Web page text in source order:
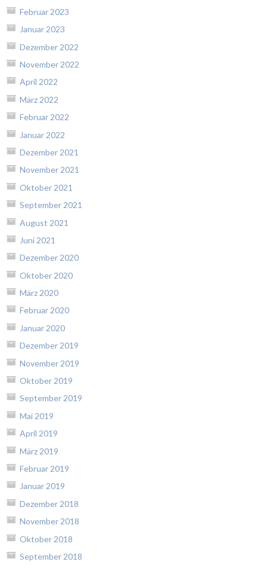
Februar 2023
Januar 2023
Dezember 2022
November 2022
April 2022
März 2022
Februar 2022
Januar 2022
Dezember 2021
November 2021
Oktober 2021
September 2021
August 2021
Juni 2021
Dezember 2020
Oktober 2020
März 2020
Februar 2020
Januar 2020
Dezember 2019
November 2019
Oktober 2019
September 2019
Mai 2019
April 2019
März 2019
Februar 2019
Januar 2019
Dezember 2018
November 2018
Oktober 2018
September 2018